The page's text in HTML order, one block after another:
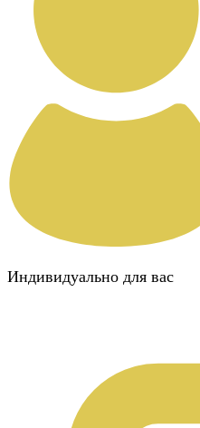
Индивидуально для вас